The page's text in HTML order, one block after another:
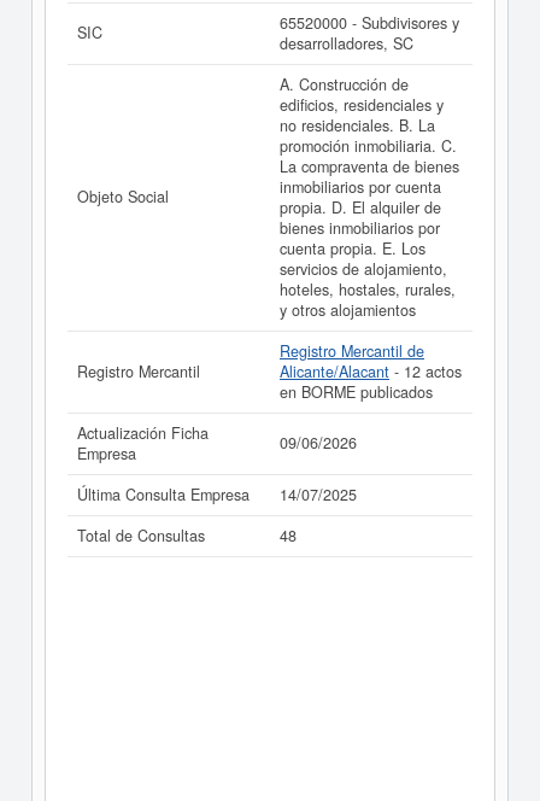
resultados de sus años de actividad, así como los
balances y cuentas de resultados disponibles.
La última actualización del informe de empresa se ha
realizado el 09/06/2026.
SIC
65520000 - Subdivisores y
desarrolladores, SC
Objeto Social
A. Construcción de
edificios, residenciales y
no residenciales. B. La
promoción inmobiliaria. C.
La compraventa de bienes
inmobiliarios por cuenta
propia. D. El alquiler de
bienes inmobiliarios por
cuenta propia. E. Los
servicios de alojamiento,
hoteles, hostales, rurales,
y otros alojamientos
Registro Mercantil
Registro Mercantil de
Alicante/Alacant - 12 actos
en BORME publicados
Actualización Ficha
Empresa
09/06/2026
Última Consulta Empresa
14/07/2025
Total de Consultas
48